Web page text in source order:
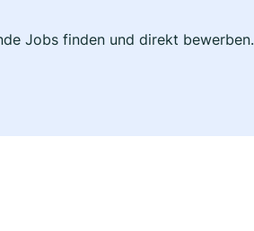
Jobs finden und direkt bewerben.